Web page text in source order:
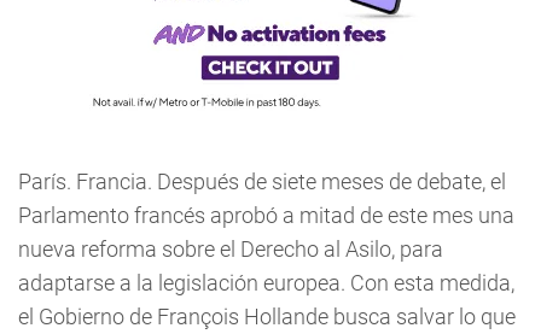
París. Francia. Después de siete meses de debate, el
Parlamento francés aprobó a mitad de este mes una
nueva reforma sobre el Derecho al Asilo, para
adaptarse a la legislación europea. Con esta medida,
el Gobierno de François Hollande busca salvar lo que